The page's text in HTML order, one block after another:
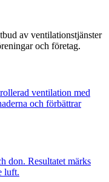
av ventilationstjänster
och företag.
ventilation med
och förbättrar
don. Resultatet märks
luft.